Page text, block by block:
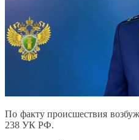
По факту происшествия
238 УК РФ.